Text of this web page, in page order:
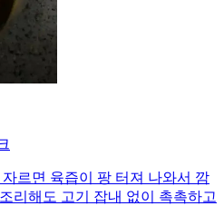
르면 육즙이 팡 터져 나와서 깜
리해도 고기 잡내 없이 촉촉하고